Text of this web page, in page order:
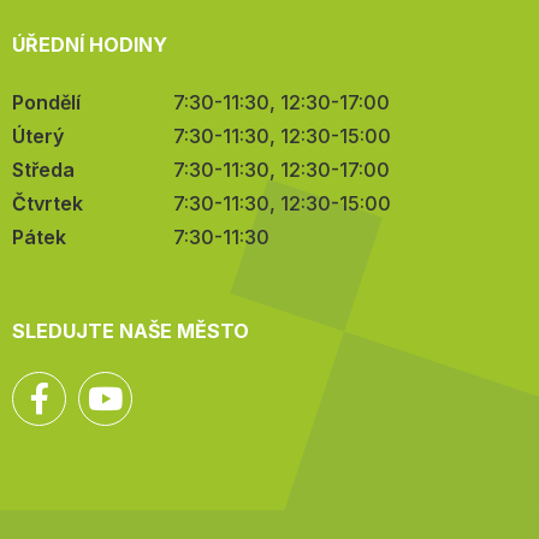
ÚŘEDNÍ HODINY
Pondělí
7:30-11:30, 12:30-17:00
Úterý
7:30-11:30, 12:30-15:00
Středa
7:30-11:30, 12:30-17:00
Čtvrtek
7:30-11:30, 12:30-15:00
Pátek
7:30-11:30
SLEDUJTE NAŠE MĚSTO
Facebook